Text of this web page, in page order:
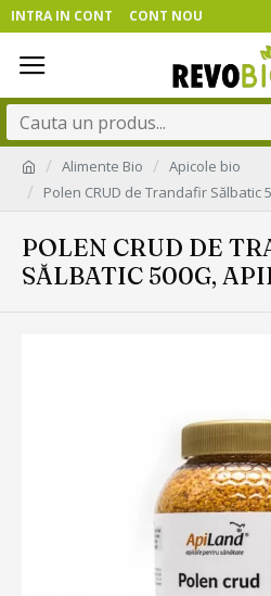
INTRA IN CONT CONT NOU
Alimente Bio
Apicole bio
Polen CRUD de Trandafir Sălbatic
POLEN CRUD DE
SĂLBATIC 500G,